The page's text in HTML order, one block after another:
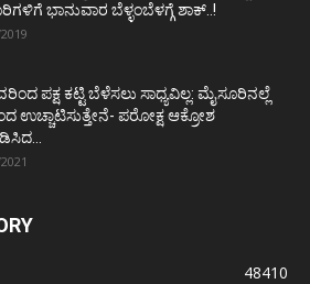
ಭಾನುವಾರ ಬೆಳ್ಳಂಬೆಳಗ್ಗೆ ಶಾಕ್..!
ಪಕ್ಷ ಕಟ್ಟಿ ಬೆಳೆಸಲು ಸಾಧ್ಯವಿಲ್ಲ: ಮೈಸೂರಿನಲ್ಲೆ
ಉಚ್ಚಾಟಿಸುತ್ತೇನೆ- ಪರೋಕ್ಷ ಆಕ್ರೋಶ
48410